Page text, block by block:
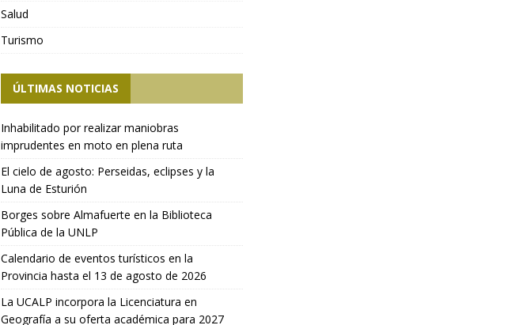
Salud
Turismo
ÚLTIMAS NOTICIAS
Inhabilitado por realizar maniobras
imprudentes en moto en plena ruta
El cielo de agosto: Perseidas, eclipses y la
Luna de Esturión
Borges sobre Almafuerte en la Biblioteca
Pública de la UNLP
Calendario de eventos turísticos en la
Provincia hasta el 13 de agosto de 2026
La UCALP incorpora la Licenciatura en
Geografía a su oferta académica para 2027